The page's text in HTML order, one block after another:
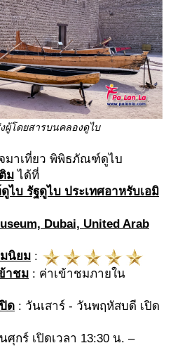
ผู้โดยสารบนคลองดูไบ
เที่ยว พิพิธภัณฑ์ดูไบ
ม ได้ที่
บ รัฐดูไบ ประเทศอาหรับเอมิ
Dubai, United Arab
นิยม :
าชม : ค่าเข้าชมภายใน
ด : วันเสาร์ - วันพฤหัสบดี เปิด
ลา 13:30 น. –